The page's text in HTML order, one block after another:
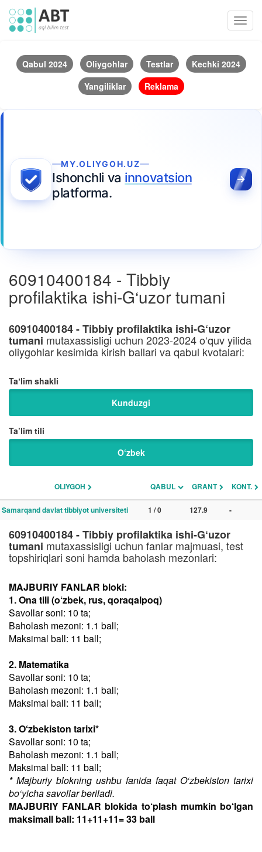
Qabul 2024 Oliygohlar Testlar
Kechki 2024
Yangiliklar
Reklama
MY.OLIYGOH.UZ
Ishonchli va innovatsion
platforma.
60910400184 - Tibbiy
profilaktika ishi-G‘uzor tumani
60910400184 - Tibbiy profilaktika ishi-G‘uzor
tumani mutaxassisligi uchun 2023-2024 o‘quv yilida
oliygohlar kesimida kirish ballari va qabul kvotalari:
Taʼlim shakli
Kunduzgi
Ta’lim tili
O‘zbek
OLIYGOH QABUL GRANT KONT.
Samarqand davlat tibbiyot universiteti 1 / 0 127.9 -
60910400184 - Tibbiy profilaktika ishi-G‘uzor
tumani mutaxassisligi uchun fanlar majmuasi, test
topshiriqlari soni hamda baholash mezonlari:
MAJBURIY FANLAR bloki:
1. Ona tili (o‘zbek, rus, qoraqalpoq)
Savollar soni: 10 ta;
Baholash mezoni: 1.1 ball;
Maksimal ball: 11 ball;
2. Matematika
Savollar soni: 10 ta;
Baholash mezoni: 1.1 ball;
Maksimal ball: 11 ball;
3. O‘zbekiston tarixi*
Savollar soni: 10 ta;
Baholash mezoni: 1.1 ball;
Maksimal ball: 11 ball;
* Majburiy blokning ushbu fanida faqat O‘zbekiston tarixi
bo‘yicha savollar beriladi.
MAJBURIY FANLAR blokida to‘plash mumkin bo‘lgan
maksimall ball: 11+11+11= 33 ball